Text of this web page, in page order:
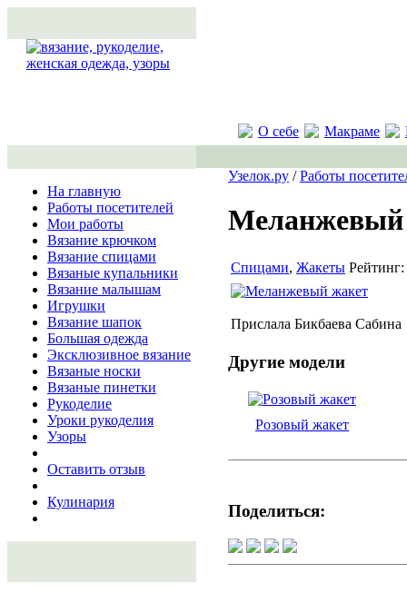
О себе Макраме
На главную
Работы посетителей
Мои работы
Вязание крючком
Вязание спицами
Вязаные купальники
Вязание малышам
Игрушки
Вязание шапок
Большая одежда
Эксклюзивное вязание
Вязаные носки
Вязаные пинетки
Рукоделие
Уроки рукоделия
Узоры
Оставить отзыв
Кулинария
Узелок.ру /Работы
Меланжевый
Спицами, Жакеты Рейтинг:
Прислала Бикбаева Сабина
Другие модели
Розовый жакет
Поделиться: